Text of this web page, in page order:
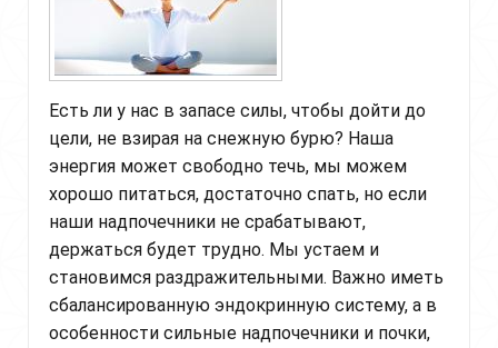
Есть ли у нас в запасе силы, чтобы дойти до
цели, не взирая на снежную бурю? Наша
энергия может свободно течь, мы можем
хорошо питаться, достаточно спать, но если
наши надпочечники не срабатывают,
держаться будет трудно. Мы устаем и
становимся раздражительными. Важно иметь
сбалансированную эндокринную систему, а в
особенности сильные надпочечники и почки,